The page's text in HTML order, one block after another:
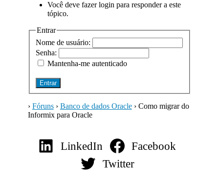
Você deve fazer login para responder a este
tópico.
Entrar
Nome de usuário:
Senha:
Mantenha-me autenticado
Entrar
› Fóruns › Banco de dados Oracle › Como migrar do
Informix para Oracle
LinkedIn
Facebook
Twitter